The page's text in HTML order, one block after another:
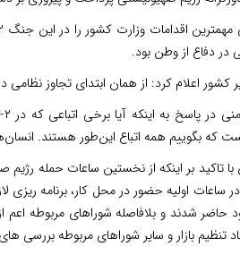
در دفاع از وطن بود.
کشور اعلام کرد: از همان ابتدای تجاوز
که بگوییم همه اتباع این‌طور هستند.
تاکید بر اینکه از نخستین ساعات حمله
ساعات اولیه حضور در محل کار، برنامه ریزی
حاضر شدند و بلافاصله شوراهای مربوطه
تنظیم بازار و سایر شوراهای مربوطه بررسی های